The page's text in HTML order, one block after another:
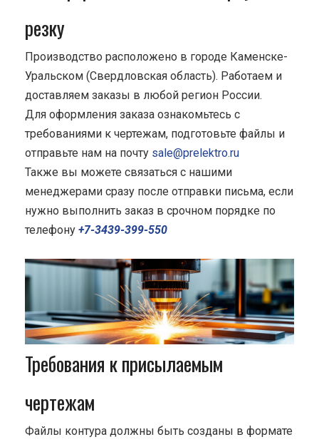
резку
Производство расположено в городе Каменске-
Уральском (Свердловская область). Работаем и
доставляем заказы в любой регион России.
Для оформления заказа ознакомьтесь с
требованиями к чертежам, подготовьте файлы и
отправьте нам на почту sale@prelektro.ru
Также вы можете связаться с нашими
менеджерами сразу после отправки письма, если
нужно выполнить заказ в срочном порядке по
телефону +7-3439-399-550
Требования к присылаемым
чертежам
Файлы контура должны быть созданы в формате